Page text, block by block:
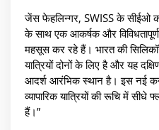
जेंस फेहलिन्गर, SWISS के सीईओ
के साथ एक आकर्षक और
महसूस कर रहे हैं। भारत की
यात्रियों दोनों के लिए है और यह
आदर्श आरंभिक स्थान है। इस नई
व्यापारिक यात्रियों की रूचि में सीधे
हैं।”